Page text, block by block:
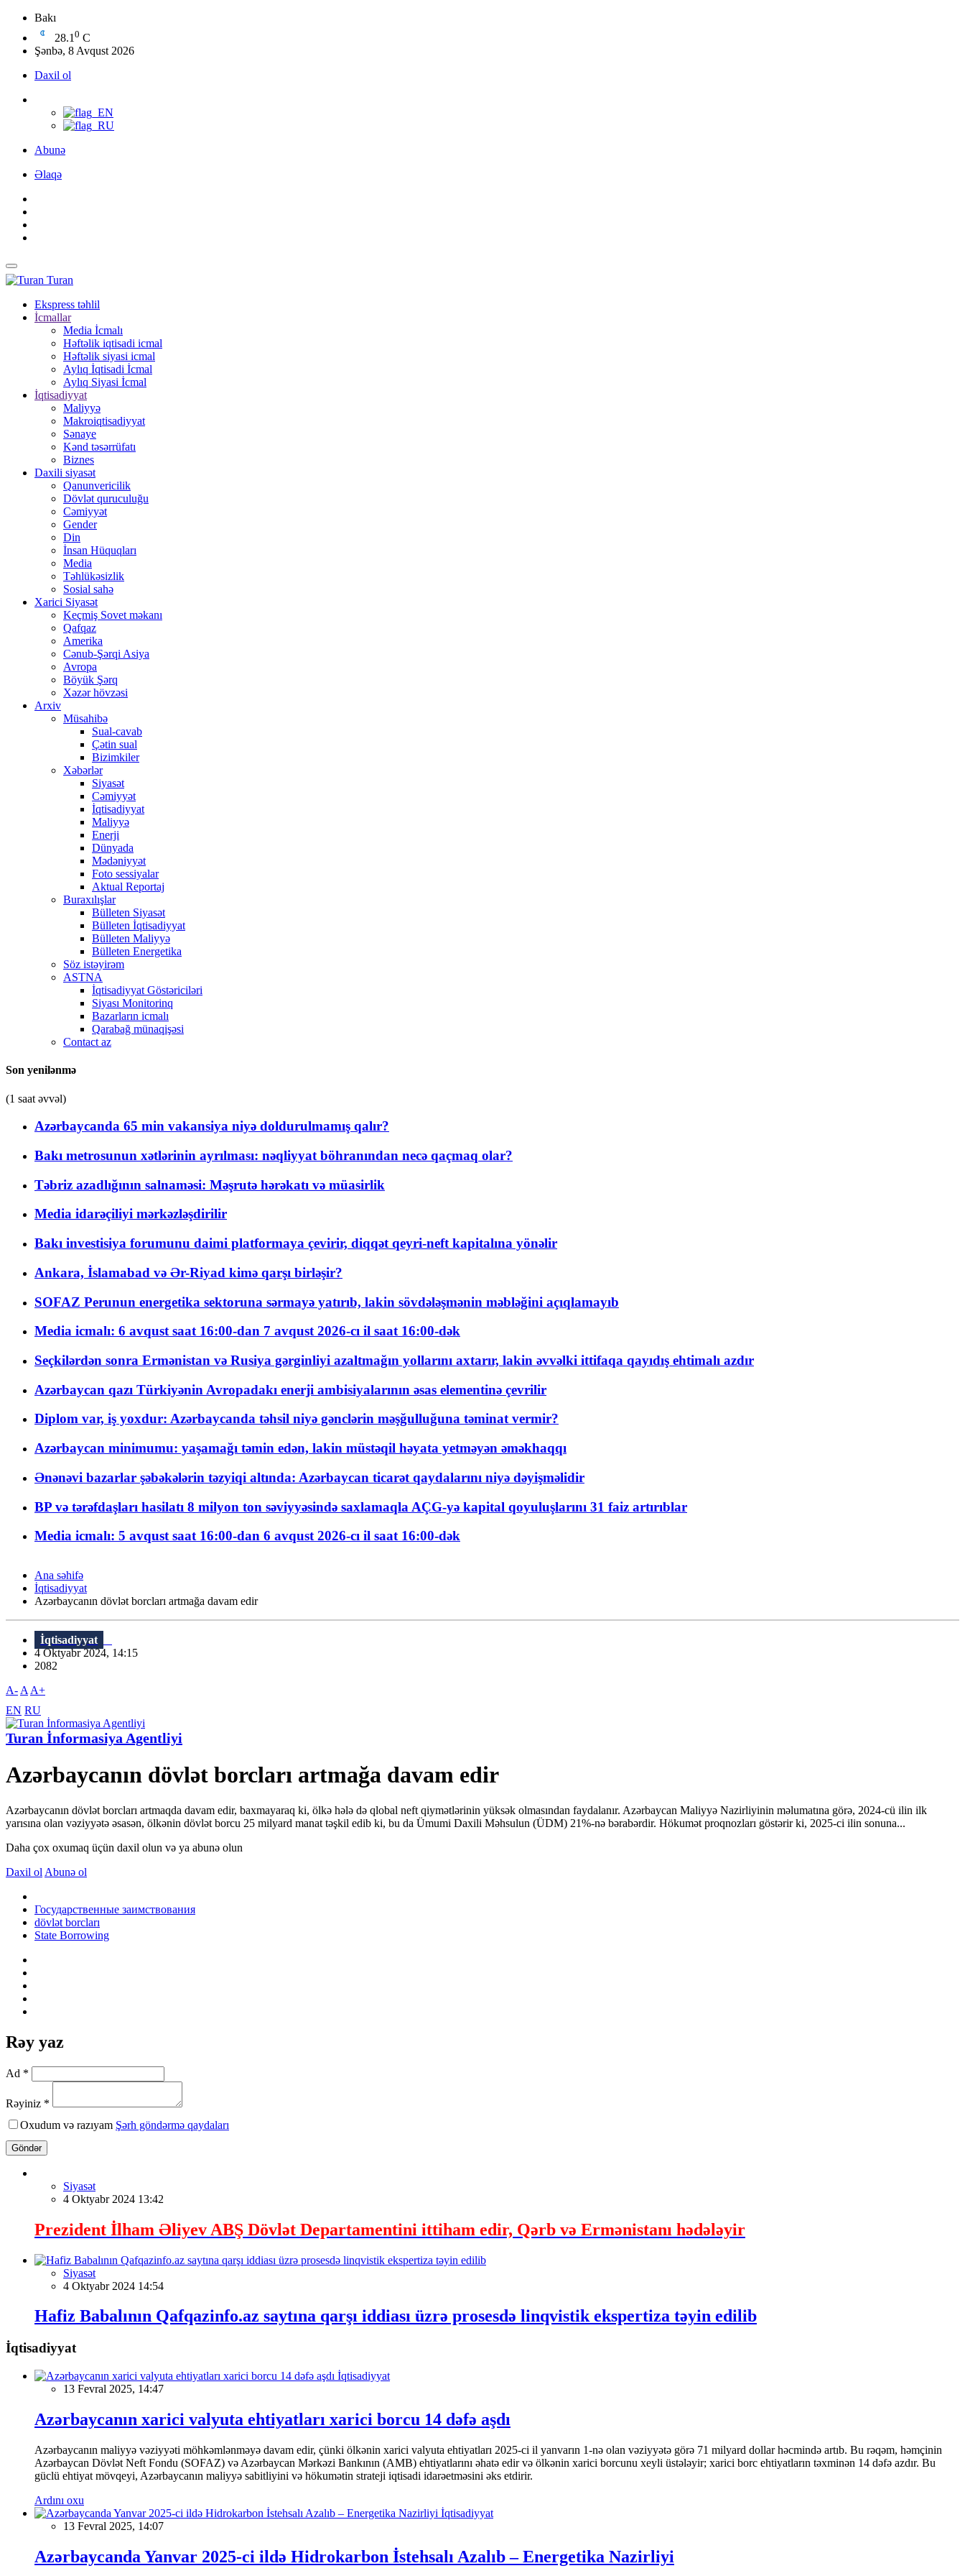
Bakı
28.1 0 C
Şənbə, 8 Avqust 2026
Daxil ol
Abunə
Əlaqə
Turan
Ekspress təhlil
İcmallar
Media İcmalı
Həftəlik iqtisadi icmal
Həftəlik siyasi icmal
Aylıq İqtisadi İcmal
Aylıq Siyasi İcmal
İqtisadiyyat
Maliyyə
Makroiqtisadiyyat
Sənaye
Kənd təsərrüfatı
Biznes
Daxili siyasət
Qanunvericilik
Dövlət quruculuğu
Cəmiyyət
Gender
Din
İnsan Hüquqları
Media
Təhlükəsizlik
Sosial sahə
Xarici Siyasət
Keçmiş Sovet məkanı
Qafqaz
Amerika
Cənub-Şərqi Asiya
Avropa
Böyük Şərq
Xəzər hövzəsi
Arxiv
Müsahibə
Sual-cavab
Çətin sual
Bizimkiler
Xəbərlər
Siyasət
Cəmiyyət
İqtisadiyyat
Maliyyə
Enerji
Dünyada
Mədəniyyət
Foto sessiyalar
Aktual Reportaj
Buraxılışlar
Bülleten Siyasət
Bülleten İqtisadiyyat
Bülleten Maliyyə
Bülleten Energetika
Söz istəyirəm
ASTNA
İqtisadiyyat Göstəriciləri
Siyası Monitorinq
Bazarların icmalı
Qarabağ münaqişəsi
Contact az
Son yenilənmə
(1 saat əvvəl)
Azərbaycanda 65 min vakansiya niyə doldurulmamış qalır?
Bakı metrosunun xətlərinin ayrılması: nəqliyyat böhranından necə qaçmaq olar?
Təbriz azadlığının salnaməsi: Məşrutə hərəkatı və müasirlik
Media idarəçiliyi mərkəzləşdirilir
Bakı investisiya forumunu daimi platformaya çevirir, diqqət qeyri-neft kapitalına yönəlir
Ankara, İslamabad və Ər-Riyad kimə qarşı birləşir?
SOFAZ Perunun energetika sektoruna sərmayə yatırıb, lakin sövdələşmənin məbləğini açıqlamayıb
Media icmalı: 6 avqust saat 16:00-dan 7 avqust 2026-cı il saat 16:00-dək
Seçkilərdən sonra Ermənistan və Rusiya gərginliyi azaltmağın yollarını axtarır, lakin əvvəlki ittifaqa qayıdış ehtimalı azdır
Azərbaycan qazı Türkiyənin Avropadakı enerji ambisiyalarının əsas elementinə çevrilir
Diplom var, iş yoxdur: Azərbaycanda təhsil niyə gənclərin məşğulluğuna təminat vermir?
Azərbaycan minimumu: yaşamağı təmin edən, lakin müstəqil həyata yetməyən əməkhaqqı
Ənənəvi bazarlar şəbəkələrin təzyiqi altında: Azərbaycan ticarət qaydalarını niyə dəyişməlidir
BP və tərəfdaşları hasilatı 8 milyon ton səviyyəsində saxlamaqla AÇG-yə kapital qoyuluşlarını 31 faiz artırıblar
Media icmalı: 5 avqust saat 16:00-dan 6 avqust 2026-cı il saat 16:00-dək
Ana səhifə
İqtisadiyyat
Azərbaycanın dövlət borcları artmağa davam edir
İqtisadiyyat
4 Oktyabr 2024, 14:15
2082
A- A A+
EN RU
Turan İnformasiya Agentliyi
Azərbaycanın dövlət borcları artmağa davam edir
Azərbaycanın dövlət borcları artmaqda davam edir, baxmayaraq ki, ölkə hələ də qlobal neft qiymətlərinin yüksək olmasından faydalanır. Azərbaycan Maliyyə Nazirliyinin məlumatına görə, 2024-cü ilin ilk
yarısına olan vəziyyətə əsasən, ölkənin dövlət borcu 25 milyard manat təşkil edib ki, bu da Ümumi Daxili Məhsulun (ÜDM) 21%-nə bərabərdir. Hökumət proqnozları göstərir ki, 2025-ci ilin sonuna...
Daha çox oxumaq üçün daxil olun və ya abunə olun
Daxil ol Abunə ol
Государственные заимствования
dövlət borcları
State Borrowing
Rəy yaz
Ad *
Rəyiniz *
Oxudum və razıyam Şərh göndərmə qaydaları
Göndər
Siyasət
4 Oktyabr 2024 13:42
Prezident İlham Əliyev ABŞ Dövlət Departamentini ittiham edir, Qərb və Ermənistanı hədələyir
Siyasət
4 Oktyabr 2024 14:54
Hafiz Babalının Qafqazinfo.az saytına qarşı iddiası üzrə prosesdə linqvistik ekspertiza təyin edilib
İqtisadiyyat
İqtisadiyyat
13 Fevral 2025, 14:47
Azərbaycanın xarici valyuta ehtiyatları xarici borcu 14 dəfə aşdı
Azərbaycanın maliyyə vəziyyəti möhkəmlənməyə davam edir, çünki ölkənin xarici valyuta ehtiyatları 2025-ci il yanvarın 1-nə olan vəziyyətə görə 71 milyard dollar həcmində artıb. Bu rəqəm, həmçinin
Azərbaycan Dövlət Neft Fondu (SOFAZ) və Azərbaycan Mərkəzi Bankının (AMB) ehtiyatlarını əhatə edir və ölkənin xarici borcunu xeyli üstələyir; xarici borc ehtiyatların təxminən 14 dəfə azdır. Bu
güclü ehtiyat mövqeyi, Azərbaycanın maliyyə sabitliyini və hökumətin strateji iqtisadi idarəetməsini əks etdirir.
Ardını oxu
İqtisadiyyat
13 Fevral 2025, 14:07
Azərbaycanda Yanvar 2025-ci ildə Hidrokarbon İstehsalı Azalıb – Energetika Nazirliyi